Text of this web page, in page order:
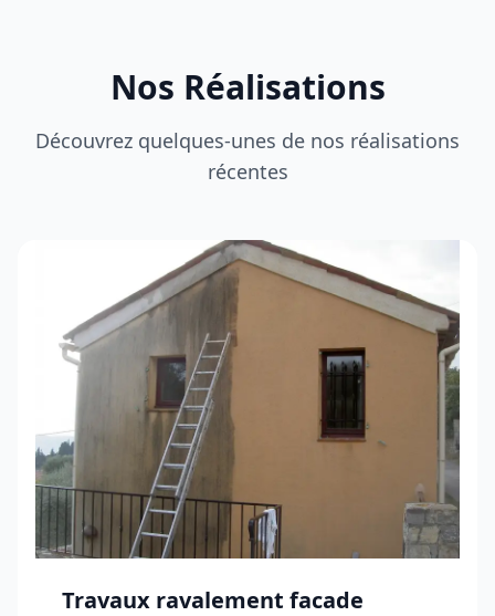
Nos Réalisations
Découvrez quelques-unes de nos réalisations
récentes
Travaux ravalement facade